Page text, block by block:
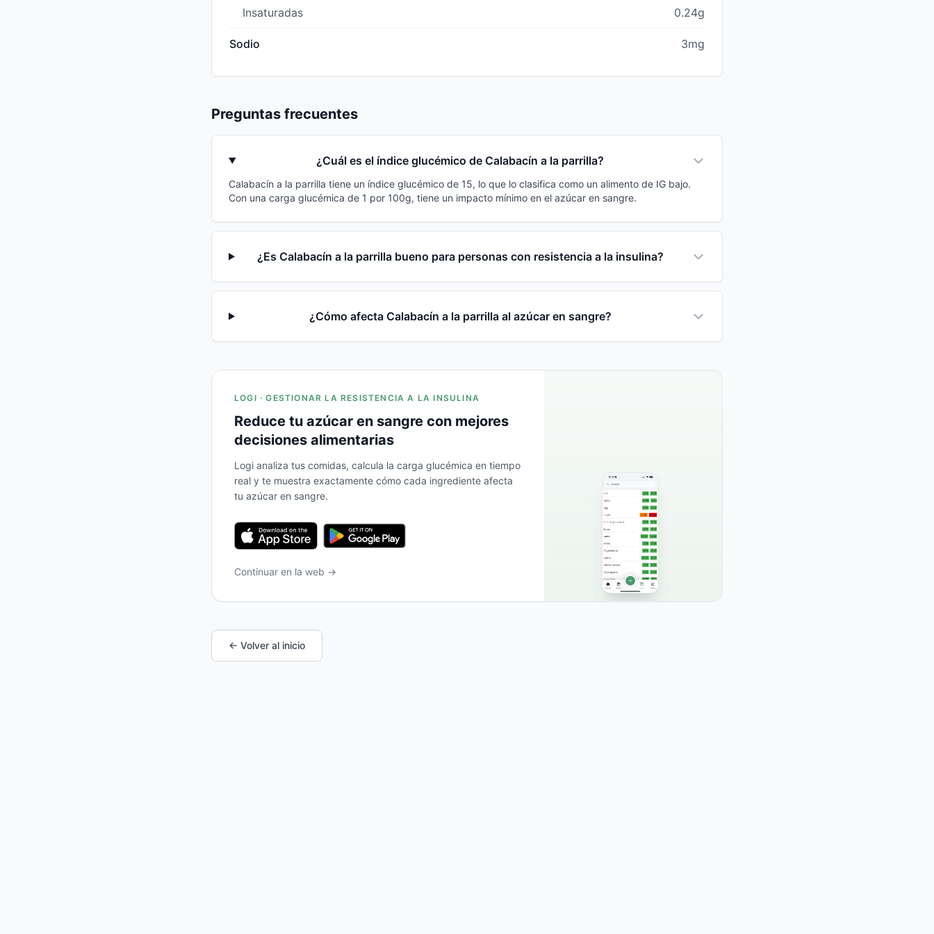
Insaturadas 0.24g
Sodio 3mg
Preguntas frecuentes
¿Cuál es el índice glucémico de Calabacín a la parrilla?
Calabacín a la parrilla tiene un índice glucémico de 15, lo que lo clasifica como un alimento de IG bajo.
Con una carga glucémica de 1 por 100g, tiene un impacto mínimo en el azúcar en sangre.
¿Es Calabacín a la parrilla bueno para personas con resistencia a la insulina?
¿Cómo afecta Calabacín a la parrilla al azúcar en sangre?
LOGI · GESTIONAR LA RESISTENCIA A LA INSULINA
Reduce tu azúcar en sangre con mejores
decisiones alimentarias
Logi analiza tus comidas, calcula la carga glucémica en tiempo
real y te muestra exactamente cómo cada ingrediente afecta
tu azúcar en sangre.
Continuar en la web →
← Volver al inicio